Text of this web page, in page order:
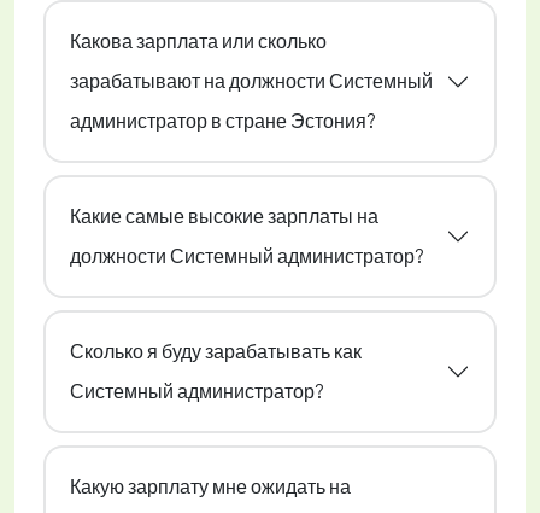
Какова зарплата или сколько
зарабатывают на должности Системный
администратор в стране Эстония?
Какие самые высокие зарплаты на
должности Системный администратор?
Сколько я буду зарабатывать как
Системный администратор?
Какую зарплату мне ожидать на